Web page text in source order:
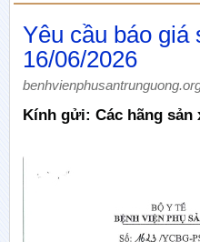
Yêu cầu báo giá
16/06/2026
Kính gửi: Các hãng sản